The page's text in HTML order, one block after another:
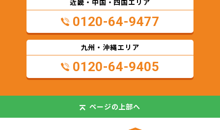
近畿・中国・四国エリア
0120-64-9477
九州・沖縄エリア
0120-64-9405
ページの上部へ